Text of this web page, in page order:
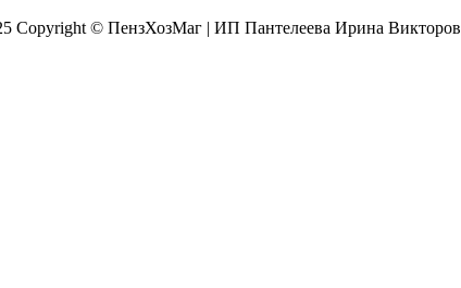
Copyright © ПензХозМаг | ИП Пантелеева Ирина